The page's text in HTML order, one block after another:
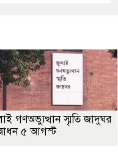
গণঅভ্যুত্থান স্মৃতি জাদুঘর
৫ আগস্ট